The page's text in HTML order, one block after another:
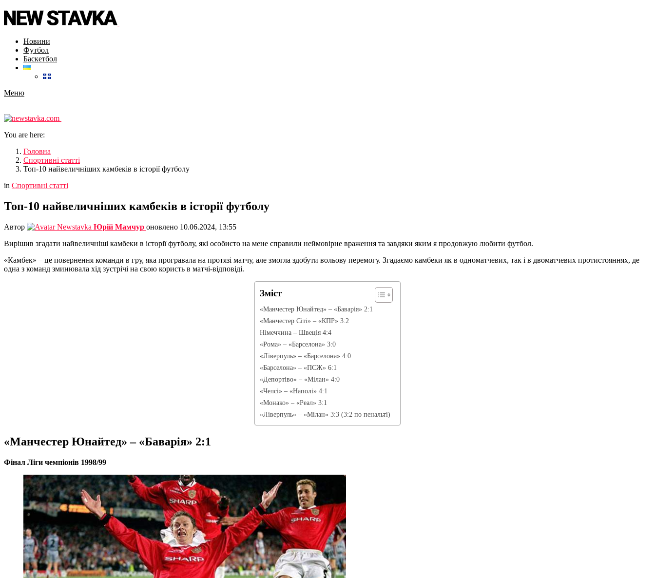
Новини
Футбол
Баскетбол
Меню
You are here:
Головна
Спортивні статті
Топ-10 найвеличніших камбеків в історії футболу
in Спортивні статті
Топ-10 найвеличніших камбеків в історії футболу
Автор Юрій Мамчур оновлено 10.06.2024, 13:55
Вирішив згадати найвеличніші камбеки в історії футболу, які особисто на мене справили неймовірне враження та завдяки яким я продовжую любити футбол.
«Камбек» – це повернення команди в гру, яка програвала на протязі матчу, але змогла здобути вольову перемогу. Згадаємо камбеки як в одноматчевих, так і в двоматчевих протистояннях, де
одна з команд зминювала хід зустрічі на свою користь в матчі-відповіді.
Зміст
«Манчестер Юнайтед» – «Баварія» 2:1
«Манчестер Сіті» – «КПР» 3:2
Німеччина – Швеція 4:4
«Рома» – «Барселона» 3:0
«Ліверпуль» – «Барселона» 4:0
«Барселона» – «ПСЖ» 6:1
«Депортіво» – «Мілан» 4:0
«Челсі» – «Наполі» 4:1
«Монако» – «Реал» 3:1
«Ліверпуль» – «Мілан» 3:3 (3:2 по пенальті)
«Манчестер Юнайтед» – «Баварія» 2:1
Фінал Ліги чемпіонів 1998/99